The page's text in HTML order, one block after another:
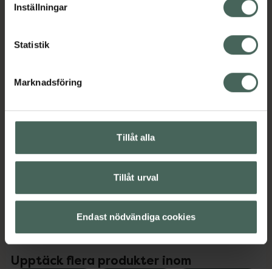
Inställningar
Statistik
Marknadsföring
Tillåt alla
Tillåt urval
Endast nödvändiga cookies
Jämförpris
Kategorier:
Innehåll Visa
Instruktioner Visa
Kontaktinfo tillverkare Visa
Upptäck flera produkter inom